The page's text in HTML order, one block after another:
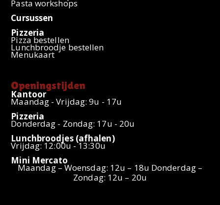
Pasta workshops
Cursussen
Pizzeria
Pizza bestellen
Lunchbroodje bestellen
Menukaart
Openingstijden
Kantoor
Maandag - Vrijdag: 9u - 17u
Pizzeria
Donderdag - Zondag: 17u - 20u
Lunchbroodjes (afhalen)
Vrijdag: 12:00u - 13:30u
Mini Mercato
Maandag – Woensdag: 12u – 18u Donderdag –
Zondag: 12u – 20u